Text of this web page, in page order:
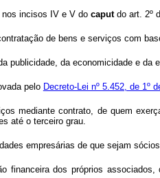
incisos IV e V do caputdo art. 2º
de bens e serviços com
publicidade, da economicidade e da
pelo Decreto-Lei nº 5.452, de 1º
mediante contrato, de quem
até o terceiro grau.
empresárias de que sejam
financeira dos próprios